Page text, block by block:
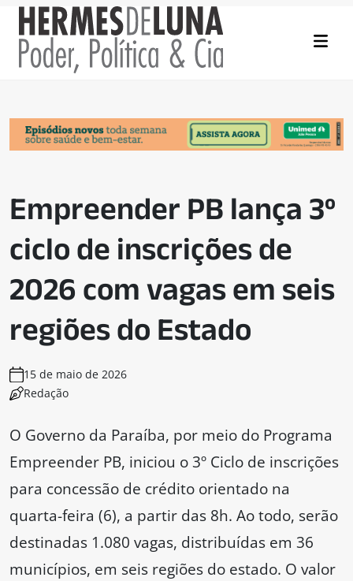
Empreender PB lança 3º
ciclo de inscrições de
2026 com vagas em seis
regiões do Estado
15 de maio de 2026
Redação
O Governo da Paraíba, por meio do Programa
Empreender PB, iniciou o 3º Ciclo de inscrições
para concessão de crédito orientado na
quarta-feira (6), a partir das 8h. Ao todo, serão
destinadas 1.080 vagas, distribuídas em 36
municípios, em seis regiões do estado. O valor